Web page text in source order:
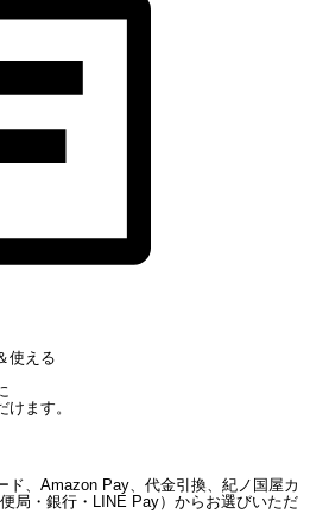
使える
ます。
ド、Amazon Pay、代金引換、紀ノ国屋カ
局・銀行・LINE Pay）からお選びいただ